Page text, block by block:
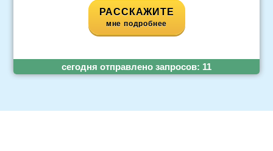
РАССКАЖИТЕ
мне подробнее
cегодня отправлено запросов: 11